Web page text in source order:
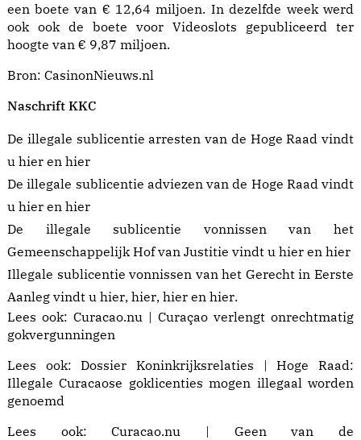
een boete van € 12,64 miljoen. In dezelfde week werd
ook ook de boete voor Videoslots gepubliceerd ter
hoogte van € 9,87 miljoen.
Bron: CasinonNieuws.nl
Naschrift KKC
De illegale sublicentie arresten van de Hoge Raad vindt
u hier en hier
De illegale sublicentie adviezen van de Hoge Raad vindt
u hier en hier
De illegale sublicentie vonnissen van het
Gemeenschappelijk Hof van Justitie vindt u hier en hier
Illegale sublicentie vonnissen van het Gerecht in Eerste
Aanleg vindt u hier, hier, hier en hier.
Lees ook: Curacao.nu | Curaçao verlengt onrechtmatig
gokvergunningen
Lees ook: Dossier Koninkrijksrelaties | Hoge Raad:
Illegale Curacaose goklicenties mogen illegaal worden
genoemd
Lees ook: Curacao.nu | Geen van de